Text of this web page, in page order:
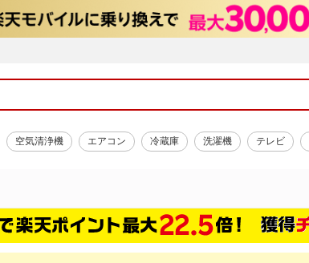
空気清浄機 エアコン 冷蔵庫 洗濯機 テレビ